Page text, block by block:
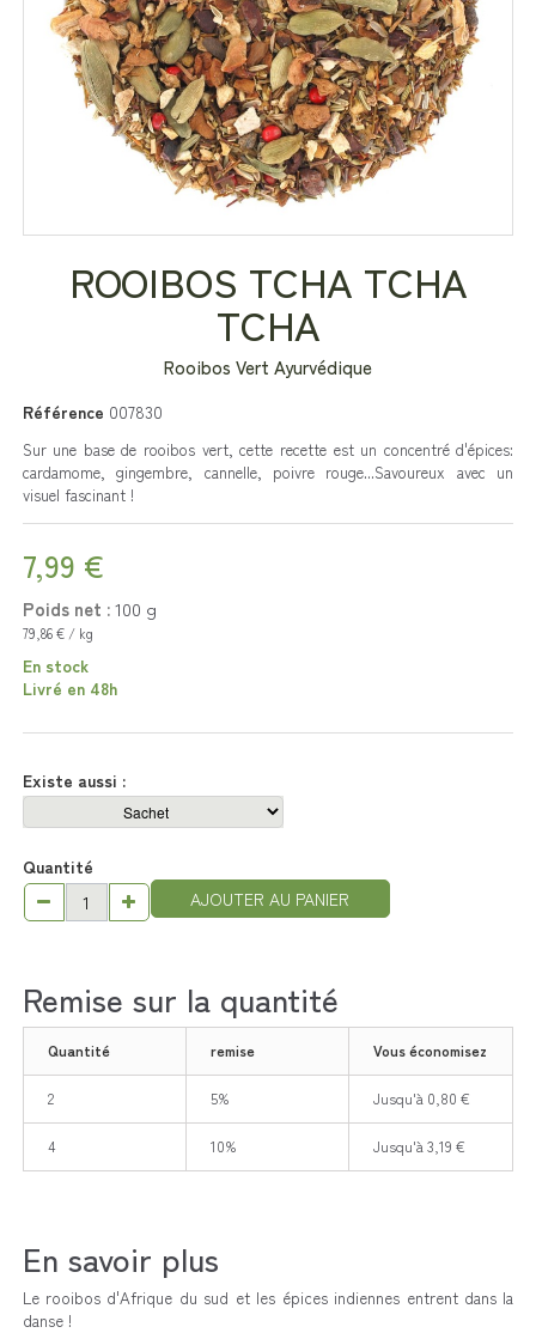
ROOIBOS TCHA TCHA
TCHA
Rooibos Vert Ayurvédique
Référence 007830
Sur une base de rooibos vert, cette recette est un concentré d'épices:
cardamome, gingembre, cannelle, poivre rouge...Savoureux avec un
visuel fascinant !
7,99 €
Poids net : 100 g
79,86 € / kg
En stock
Livré en 48h
Existe aussi :
Quantité
AJOUTER AU PANIER
Remise sur la quantité
Quantité remise Vous économisez
2 5% Jusqu'à 0,80 €
4 10% Jusqu'à 3,19 €
En savoir plus
Le rooibos d'Afrique du sud et les épices indiennes entrent dans la
danse !